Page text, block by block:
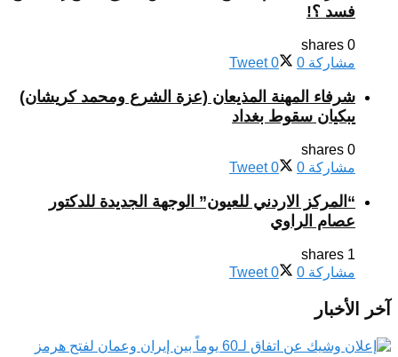
فسد ؟!
0 shares
مشاركة 0
Tweet 0
شرفاء المهنة المذيعان (عزة الشرع ومحمد كريشان)
يبكيان سقوط بغداد
0 shares
مشاركة 0
Tweet 0
“المركز الاردني للعيون” الوجهة الجديدة للدكتور
عصام الراوي
1 shares
مشاركة 0
Tweet 0
آخر الأخبار